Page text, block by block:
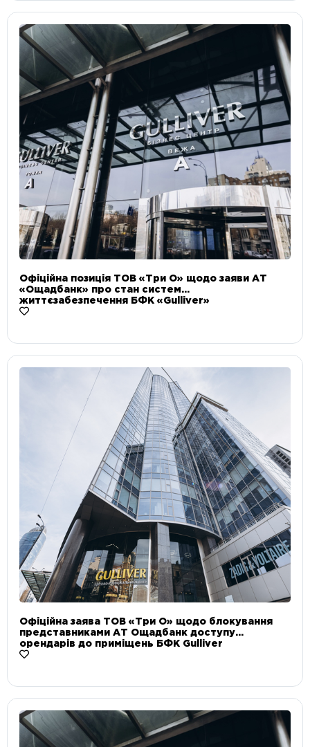
Офіційна позиція ТОВ «Три О» щодо заяви АТ
«Ощадбанк» про стан систем
життєзабезпечення БФК «Gulliver»
Офіційна заява ТОВ «Три О» щодо блокування
представниками АТ Ощадбанк доступу
орендарів до приміщень БФК Gulliver